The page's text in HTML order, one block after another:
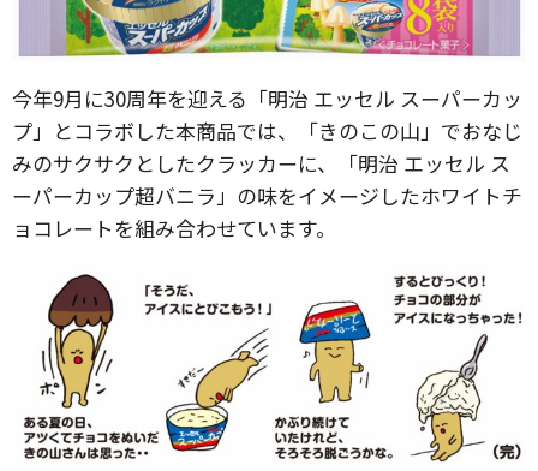
今年9月に30周年を迎える「明治 エッセル スーパーカッ
プ」とコラボした本商品では、「きのこの山」でおなじ
みのサクサクとしたクラッカーに、「明治 エッセル ス
ーパーカップ超バニラ」の味をイメージしたホワイトチ
ョコレートを組み合わせています。